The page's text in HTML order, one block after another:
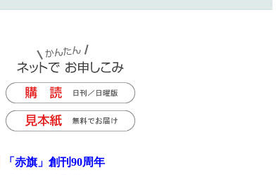
「赤旗」創刊90周年